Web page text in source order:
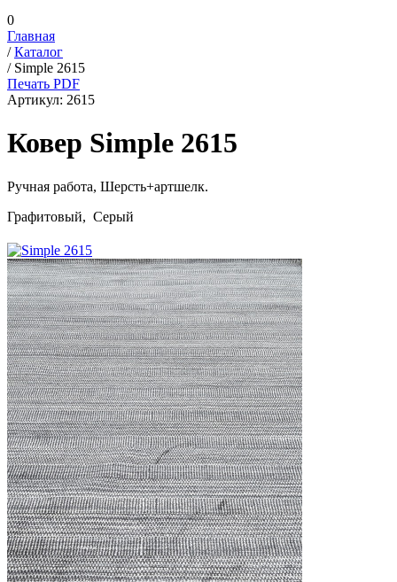
0
Главная
/Каталог
/ Simple 2615
Печать PDF
Артикул: 2615
Ковер Simple 2615
Ручная работа, Шерсть+артшелк.
Графитовый, Серый